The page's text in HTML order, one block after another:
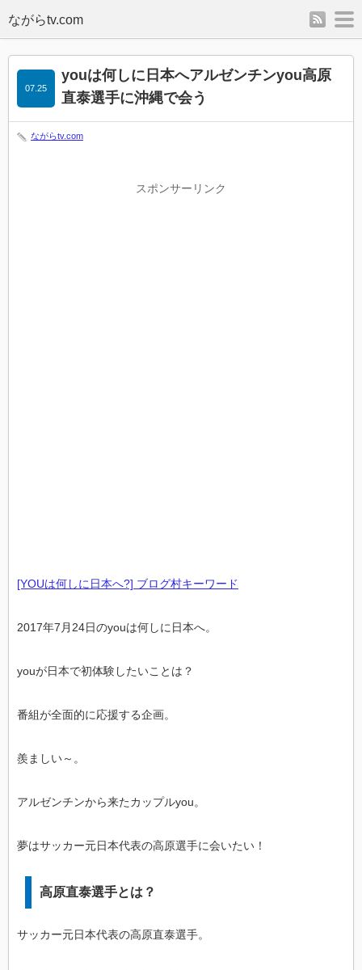
rss
youは何しに日本へアルゼンチンyou高原
直泰選手に沖縄で会う
07.25
ながらtv.com
スポンサーリンク
[YOUは何しに日本へ?] ブログ村キーワード
2017年7月24日のyouは何しに日本へ。
youが日本で初体験したいことは？
番組が全面的に応援する企画。
羨ましい～。
アルゼンチンから来たカップルyou。
夢はサッカー元日本代表の高原選手に会いたい！
高原直泰選手とは？
サッカー元日本代表の高原直泰選手。